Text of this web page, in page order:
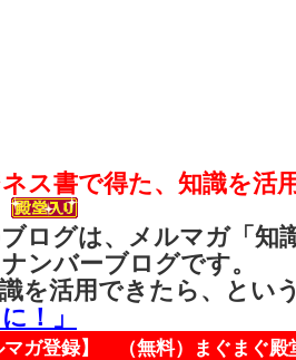
ス書で得た、知識を活
ログは、メルマガ「知
ンバーブログです。
を活用できたら、と
！」
マガ登録】 （無料） まぐまぐ殿